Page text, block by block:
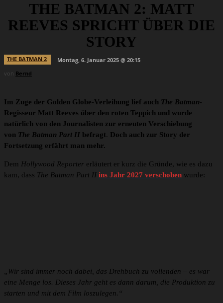
THE BATMAN 2: MATT
REEVES SPRICHT ÜBER DIE
STORY
THE BATMAN 2
Montag, 6. Januar 2025 @ 20:15
von Bernd
Im Zuge der Golden Globe-Verleihung lief auch The Batman-
Regisseur Matt Reeves über den roten Teppich und wurde
natürlich von den Journalisten zur erneuten Verschiebung
von The Batman Part II befragt. Doch auch zur Story der
Fortsetzung erfährt man mehr.
Dem Hollywood Reporter erläutert er kurz die Gründe, wie es dazu
kam, dass The Batman Part II ins Jahr 2027 verschoben wurde:
„Wir sind immer noch dabei, das Drehbuch zu vollenden – es war
eine Menge los. Dieses Jahr geht es dann darum, die Produktion zu
starten und mit dem Film loszulegen.“